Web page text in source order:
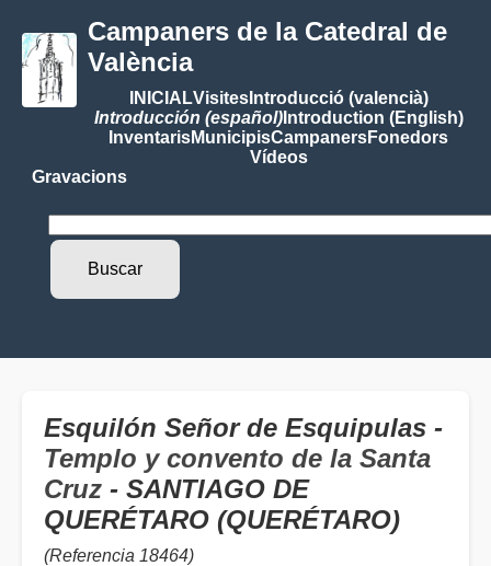
Campaners de la Catedral de
València
INICIALVisitesIntroducció (valencià)
Introducción (español)Introduction (English)
InventarisMunicipisCampanersFonedors
Vídeos
Gravacions
Esquilón Señor de Esquipulas -
Templo y convento de la Santa
Cruz - SANTIAGO DE
QUERÉTARO (QUERÉTARO)
(Referencia 18464)